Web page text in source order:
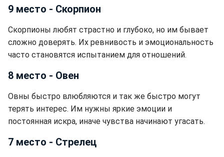
9 место - Скорпион
Скорпионы любят страстно и глубоко, но им бывает
сложно доверять. Их ревнивость и эмоциональность
часто становятся испытанием для отношений.
8 место - Овен
Овны быстро влюбляются и так же быстро могут
терять интерес. Им нужны яркие эмоции и
постоянная искра, иначе чувства начинают угасать.
7 место - Стрелец